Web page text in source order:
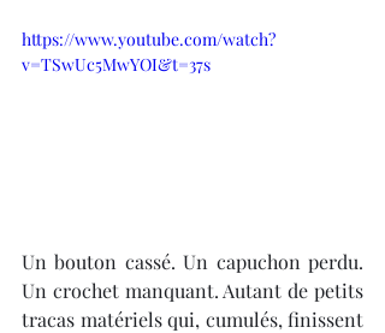
https://www.youtube.com/watch?
v=TSwUc5MwYOI&t=37s
Un bouton cassé. Un capuchon perdu.
Un crochet manquant. Autant de petits
tracas matériels qui, cumulés, finissent